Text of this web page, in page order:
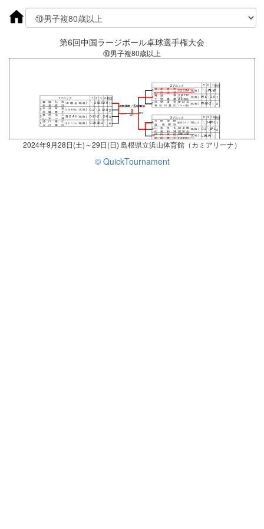
第6回中国ラージボール卓球選手権大会
⑩男子複80歳以上
1ブロック 1
1
1 森脇弘和(卓聯会/島根)
米原貴洋
2
2
2半井章規(三次卓球同好会 /広島 )
佐藤雅之
3
3
3奥村浩二(NOAH/鳥取)
山本一博
4
4
4池口隆仁(倉吉ベテラン会 /鳥取)
入江泰次
0-2
0-2
0-2
2-0
1-2
0-2
2-0
2-1
0-2
2-0
2-0
2-0
順位
2ブロック
5
5宮本直幸(CELESTA/鳥取)
山添正登
6
1
6難波 章(呉夢TTC/広島 )
下野隆廣 JFE福山
7
2
7日野道也(夢幻会/島根)
長谷川貴広 ラブオール隠岐
W-L
W-L
L-W
0-2
L-W
2-0
順位
M12
1
3ブロック 8
1
8犬飼茂樹(倉田クラブ /岡山)
𠮷松慎治
9
2
9山添良太(城卓隊/鳥取 )
中尾和博 麗翠会
10
10武田真悟(ONE LINK/広島 )
堀田勝正 福山市職労連合
0-2
L-W
2-0
L-W
W-L
W-L
順位
M21
1
犬飼茂樹／𠮷松慎治
2024年9月28日(土)～29日(日) 島根県立浜山体育館（カミアリーナ）
© QuickTournament